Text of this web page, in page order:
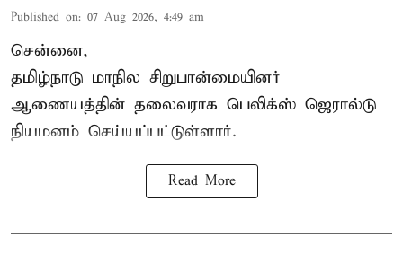
Published on: 07 Aug 2026, 4:49 am
சென்னை,
தமிழ்நாடு மாநில சிறுபான்மையினர்
ஆணையத்தின் தலைவராக பெலிக்ஸ் ஜெரால்டு
நியமனம் செய்யப்பட்டுள்ளார்.
Read More